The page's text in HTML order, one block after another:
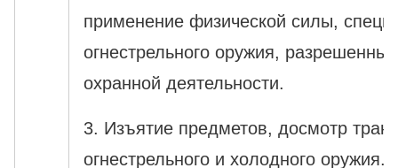
применение физической силы,
огнестрельного оружия,
охранной деятельности.
3. Изъятие предметов, досмотр
огнестрельного и холодного оружия.